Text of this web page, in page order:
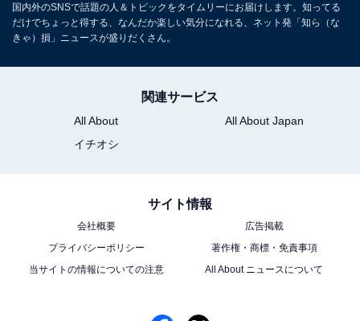
国内外のSNSで話題の人＆トピックをタイムリーにお届けします。知ってる
だけでちょっと得する、なんだか楽しい気分になれる、ネット発「知ら（な
きゃ）損」ニュースが盛りだくさん。
関連サービス
All About
All About Japan
イチオシ
サイト情報
会社概要
広告掲載
プライバシーポリシー
著作権・商標・免責事項
当サイトの情報についての注意
All About ニュースについて